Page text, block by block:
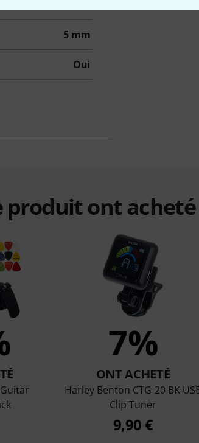
5 mm
Oui
produit ont
7%
ONT ACHETÉ
Harley Benton CTG-20 BK
Clip Tuner
9,90 €